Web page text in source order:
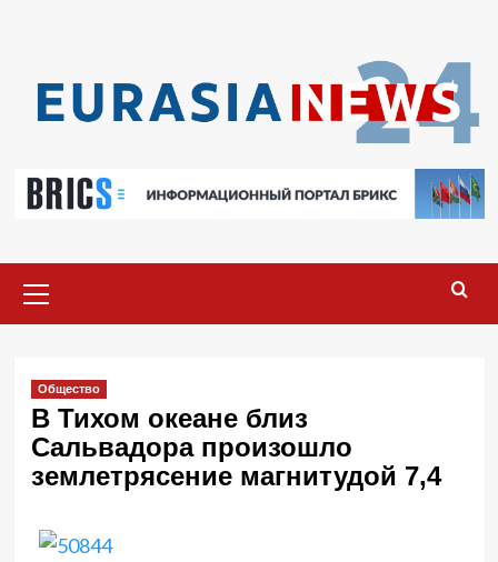
меню
Общество
В Тихом океане близ
Сальвадора произошло
землетрясение магнитудой 7,4